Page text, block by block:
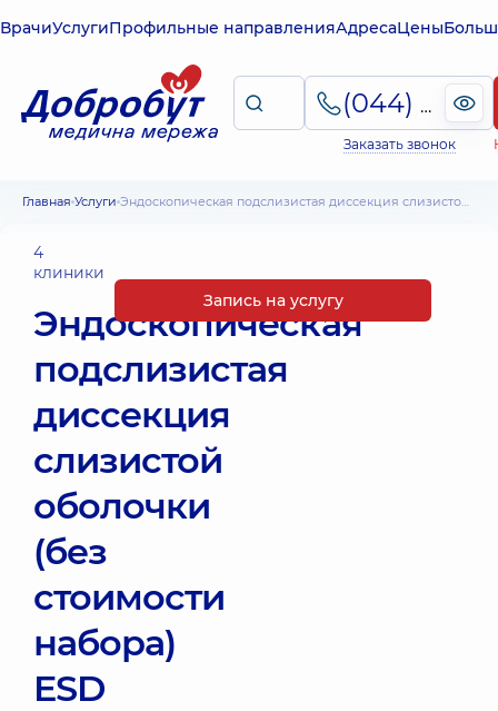
ВрачиУслугиПрофильные направленияАдресаЦены
(044) 495-2-888
Заказать звонок
Главная Услуги Эндоскопическая подслизистая диссекция слизистой оболочки (без стоимости набора) ESD
4
клиники
Эндоскопическая
подслизистая
диссекция
слизистой
оболочки
(без
стоимости
набора)
ESD
Запись на услугу